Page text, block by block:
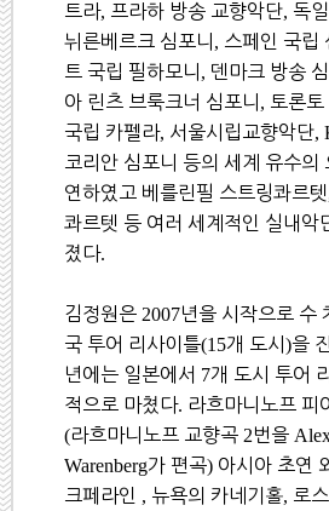
트라, 프라하 방송 교향악단, 독
뉘른베르크 심포니 , 스페인 국립
트 국립 필하모니 , 덴마크 방송
아 린츠 브룩크너 심포니 , 토론토
국립 카펠라, 서울시립교향악단,
코리안 심포니 등의 세계 유수의
연하였고 베를린필 스트링콰르텟
콰르텟 등 여러 세계적인 실내악
졌다.
김정원은 2007년을 시작으로 수
국 투어 리사이틀(15개 도시)을
년에는 일본에서 7개 도시 투어
적으로 마쳤다. 라흐마니노프 피
(라흐마니노프 교향곡 2번을
Warenberg가 편곡) 아시아 초연
크페라인 , 뉴욕의 카네기홀, 로